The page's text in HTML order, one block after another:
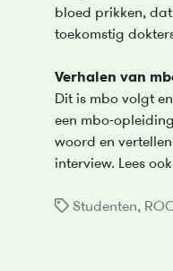
bloed prikken,
toekomstig
Verhalen van
Dit is mbo volgt
een mbo-
woord en
interview. Lees
Studenten,